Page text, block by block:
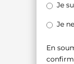
Je
Je
En